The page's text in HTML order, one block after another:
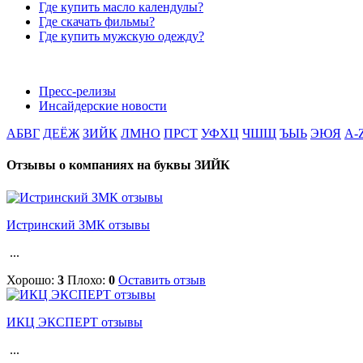
Где купить масло календулы?
Где скачать фильмы?
Где купить мужскую одежду?
Пресс-релизы
Инсайдерские новости
АБВГ ДЕЁЖ ЗИЙК ЛМНО ПРСТ УФХЦ ЧШЩ ЪЫЬ ЭЮЯ A-
Отзывы о компаниях на буквы ЗИЙК
Истринский ЗМК отзывы
...
Хорошо: 3 Плохо: 0 Оставить отзыв
ИКЦ ЭКСПЕРТ отзывы
...